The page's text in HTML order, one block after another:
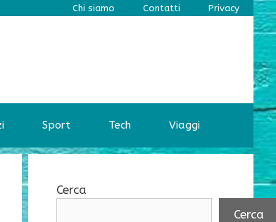
Chi siamo Contatti Privacy
Sport Tech Viaggi
Cerca
Cerca